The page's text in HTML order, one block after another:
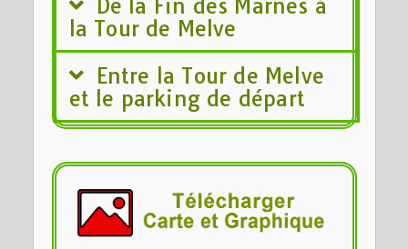
De la Fin des Marnes à
la Tour de Melve
Entre la Tour de Melve
et le parking de départ